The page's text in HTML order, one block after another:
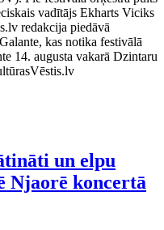
vadītājs Ekharts Viciks
redakcija piedāvā
kas notika festivālā
14. augusta vakarā Dzintaru
un elpu
Njaorē koncertā